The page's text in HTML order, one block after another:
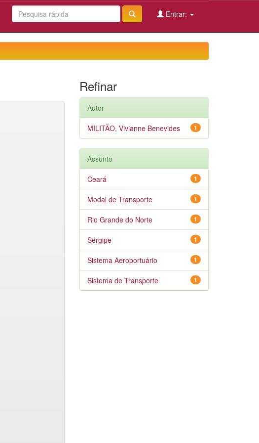
Entrar:
Refinar
Autor
1
MILITÃO, Vivianne Benevides
Assunto
1
Ceará
1
Modal de Transporte
1
Rio Grande do Norte
1
Sergipe
1
Sistema Aeroportuário
1
Sistema de Transporte